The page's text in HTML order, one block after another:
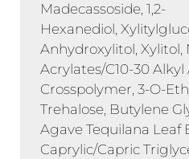
Madecassoside, 1,2-
Hexanediol,
Anhydroxylitol, Xylitol,
Acrylates/C10-30
Crosspolymer, 3-O-
Trehalose, Butylene
Agave Tequilana Leaf
Caprylic/Capric